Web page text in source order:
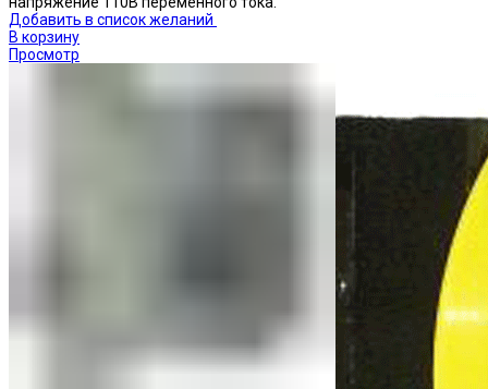
Добавить в список желаний
В корзину
Просмотр